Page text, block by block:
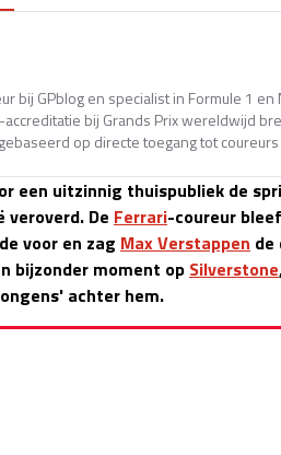
bij GPblog en specialist in Formule 1 en
bij Grands Prix wereldwijd
op directe toegang tot
een uitzinnig thuispubliek de
De Ferrari-coureur
voor en zag Max Verstappen de
bijzonder moment op Silverstone
achter hem.